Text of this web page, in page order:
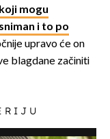
koji mogu
i to po
upravo će on
blagdane začiniti